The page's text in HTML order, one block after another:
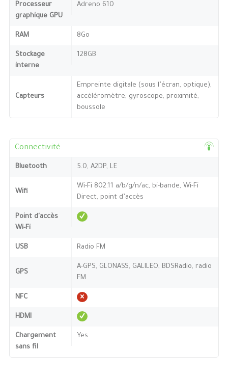
Processeur
graphique GPU
Adreno 610
RAM 8Go
Stockage
interne
128GB
Capteurs
Empreinte digitale (sous l’écran, optique),
accéléromètre, gyroscope, proximité,
boussole
Connectivité
Bluetooth 5.0, A2DP, LE
Wifi
Wi-Fi 802.11 a/b/g/n/ac, bi-bande, Wi-Fi
Direct, point d’accès
Point d'accès
Wi-Fi
USB Radio FM
GPS
A-GPS, GLONASS, GALILEO, BDSRadio, radio
FM
NFC
HDMI
Chargement
sans fil
Yes